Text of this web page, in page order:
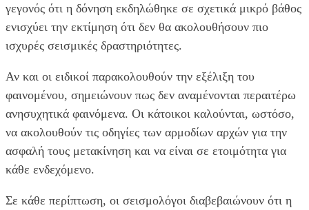
γεγονός ότι η δόνηση εκδηλώθηκε σε σχετικά μικρό βάθος
ενισχύει την εκτίμηση ότι δεν θα ακολουθήσουν πιο
ισχυρές σεισμικές δραστηριότητες.
Αν και οι ειδικοί παρακολουθούν την εξέλιξη του
φαινομένου, σημειώνουν πως δεν αναμένονται περαιτέρω
ανησυχητικά φαινόμενα. Οι κάτοικοι καλούνται, ωστόσο,
να ακολουθούν τις οδηγίες των αρμοδίων αρχών για την
ασφαλή τους μετακίνηση και να είναι σε ετοιμότητα για
κάθε ενδεχόμενο.
Σε κάθε περίπτωση, οι σεισμολόγοι διαβεβαιώνουν ότι η